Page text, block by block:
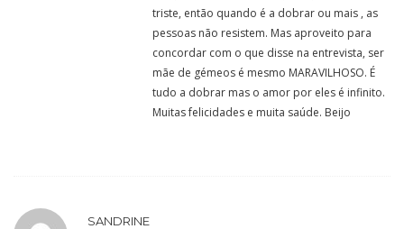
triste, então quando é a dobrar ou mais , as
pessoas não resistem. Mas aproveito para
concordar com o que disse na entrevista, ser
mãe de gémeos é mesmo MARAVILHOSO. É
tudo a dobrar mas o amor por eles é infinito.
Muitas felicidades e muita saúde. Beijo
SANDRINE